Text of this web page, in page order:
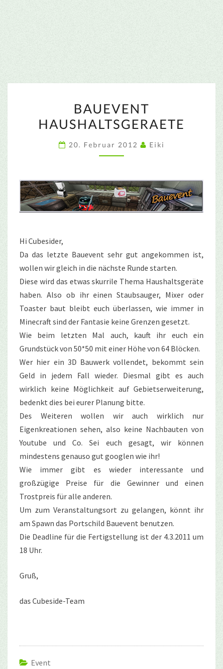
HAUSHALTSGERAETE
BAUEVENT
HAUSHALTSGERAETE
20. Februar 2012 Eiki
Hi Cubesider,
Da das letzte Bauevent sehr gut angekommen ist,
wollen wir gleich in die nächste Runde starten.
Diese wird das etwas skurrile Thema Haushaltsgeräte
haben. Also ob ihr einen Staubsauger, Mixer oder
Toaster baut bleibt euch überlassen, wie immer in
Minecraft sind der Fantasie keine Grenzen gesetzt.
Wie beim letzten Mal auch, kauft ihr euch ein
Grundstück von 50*50 mit einer Höhe von 64 Blöcken.
Wer hier ein 3D Bauwerk vollendet, bekommt sein
Geld in jedem Fall wieder. Diesmal gibt es auch
wirklich keine Möglichkeit auf Gebietserweiterung,
bedenkt dies bei eurer Planung bitte.
Des Weiteren wollen wir auch wirklich nur
Eigenkreationen sehen, also keine Nachbauten von
Youtube und Co. Sei euch gesagt, wir können
mindestens genauso gut googlen wie ihr!
Wie immer gibt es wieder interessante und
großzügige Preise für die Gewinner und einen
Trostpreis für alle anderen.
Um zum Veranstaltungsort zu gelangen, könnt ihr
am Spawn das Portschild Bauevent benutzen.
Die Deadline für die Fertigstellung ist der 4.3.2011 um
18 Uhr.
Gruß,
das Cubeside-Team
Event